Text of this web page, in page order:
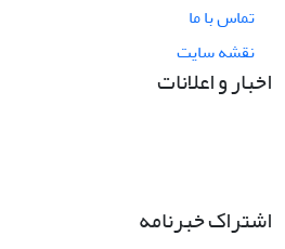
تماس با ما
نقشه سایت
اخبار و اعلانات
اشتراک خبرنامه